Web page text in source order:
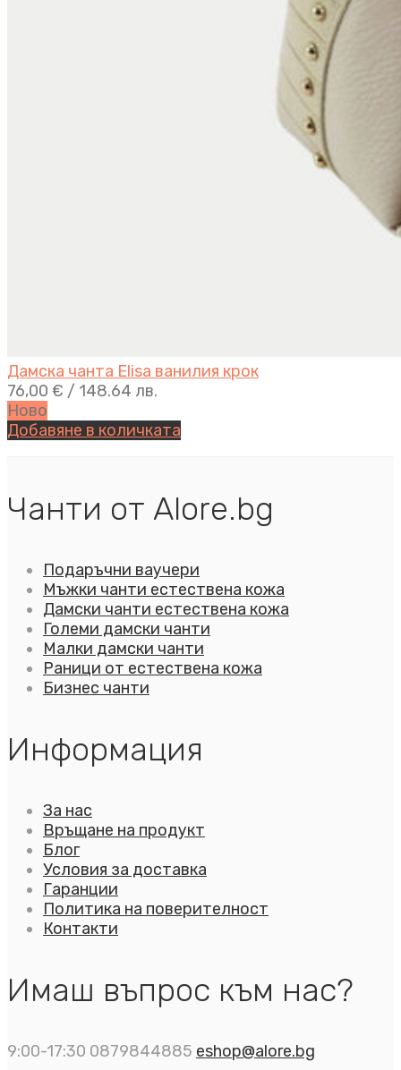
Дамска чанта Elisa ванилия крок
76,00 € / 148.64 лв.
Ново
Добавяне в количката
Чанти от Alore.bg
Подаръчни ваучери
Мъжки чанти естествена кожа
Дамски чанти естествена кожа
Големи дамски чанти
Малки дамски чанти
Раници от естествена кожа
Бизнес чанти
Информация
За нас
Връщане на продукт
Блог
Условия за доставка
Гаранции
Политика на поверителност
Контакти
Имаш въпрос към нас?
9:00-17:30 0879844885 eshop@alore.bg